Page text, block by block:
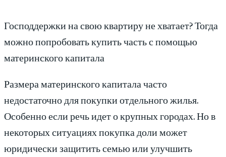
Господдержки на свою квартиру не хватает? Тогда
можно попробовать купить часть с помощью
материнского капитала
Размера материнского капитала часто
недостаточно для покупки отдельного жилья.
Особенно если речь идет о крупных городах. Но в
некоторых ситуациях покупка доли может
юридически защитить семью или улучшить